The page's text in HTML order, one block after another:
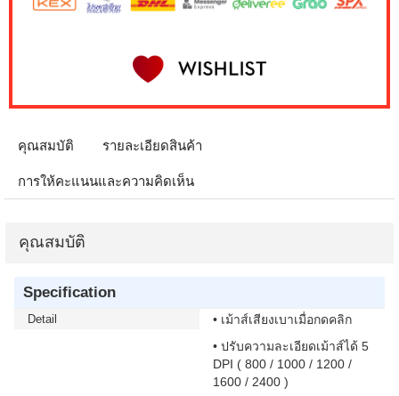
คุณสมบัติ รายละเอียดสินค้า
การให้คะแนนและความคิดเห็น
คุณสมบัติ
Specification
Detail
• เม้าส์เสียงเบาเมื่อกดคลิก
• ปรับความละเอียดเม้าส์ได้ 5
DPI ( 800 / 1000 / 1200 /
1600 / 2400 )